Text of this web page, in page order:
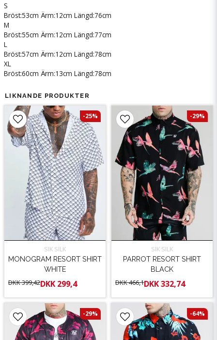
S
Bröst:53cm Ärm:12cm Längd:76cm
M
Bröst:55cm Ärm:12cm Längd:77cm
L
Bröst:57cm Ärm:12cm Längd:78cm
XL
Bröst:60cm Ärm:13cm Längd:78cm
LIKNANDE PRODUKTER
SIK SILK
MONOGRAM RESORT SHIRT
WHITE
DKK 399,42DKK 299,4
-25%
SIK SILK
PARROT RESORT SHIRT
BLACK
DKK 466,1DKK 332,74
-29%
-29% -64%